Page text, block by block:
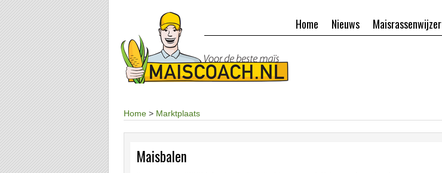
Maisrassenwijzer
Nieuws
Home
Home > Marktplaats
Maisbalen